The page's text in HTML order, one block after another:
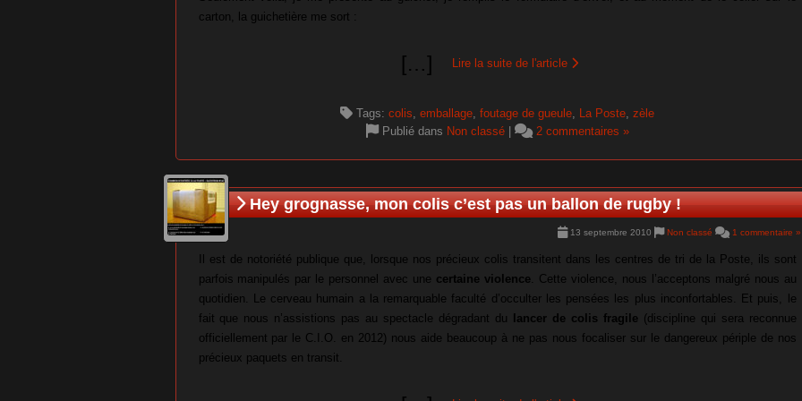
carton, la guichetière me sort :
[…] Lire la suite de l'article
Tags: colis, emballage, foutage de gueule, La Poste, zèle
Publié dans Non classé| 2 commentaires »
Hey grognasse, mon colis c’est pas un ballon de rugby !
13 septembre 2010 Non classé 1 commentaire »
Il est de notoriété publique que, lorsque nos précieux colis transitent dans les centres de tri de la Poste, ils sont
parfois manipulés par le personnel avec une certaine violence. Cette violence, nous l’acceptons malgré nous au
quotidien. Le cerveau humain a la remarquable faculté d’occulter les pensées les plus inconfortables. Et puis, le
fait que nous n’assistions pas au spectacle dégradant du
lancer de colis fragile (discipline qui sera reconnue
officiellement par le C.I.O. en 2012) nous aide beaucoup à ne pas nous focaliser sur le dangereux périple de nos
précieux paquets en transit.